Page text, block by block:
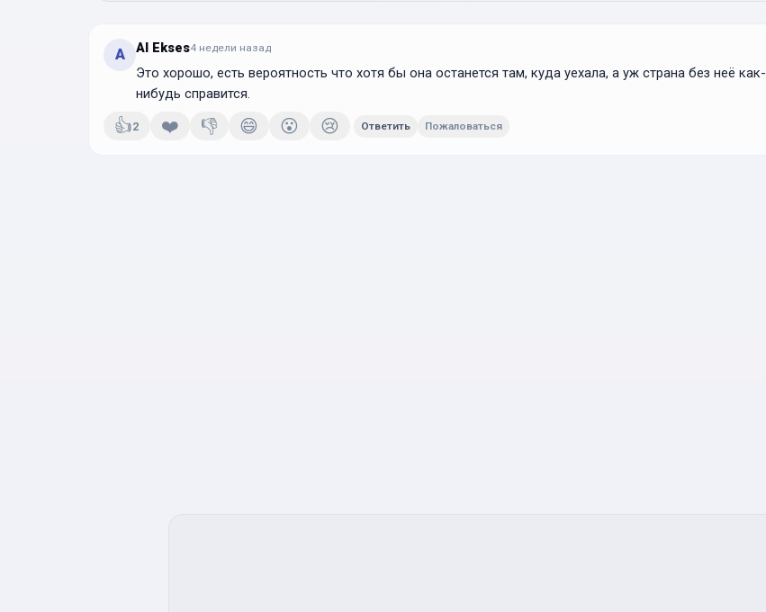
A Al Ekses4 недели назад
Это хорошо, есть вероятность что хотя бы она останется там, куда уехала, а уж страна без неё как-
нибудь справится.
👍2 ❤️ 👎 😄 😮 😢 Ответить Пожаловаться